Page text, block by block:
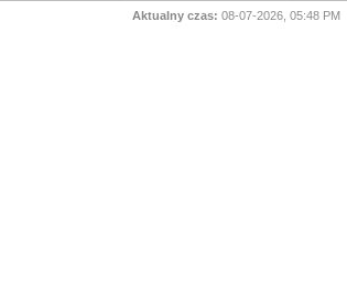
Aktualny czas: 08-07-2026, 05:48 PM